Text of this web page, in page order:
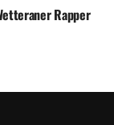
Rapper